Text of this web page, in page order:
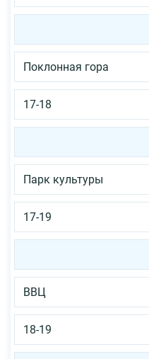
Поклонная гора
17-18
Парк культуры
17-19
ВВЦ
18-19